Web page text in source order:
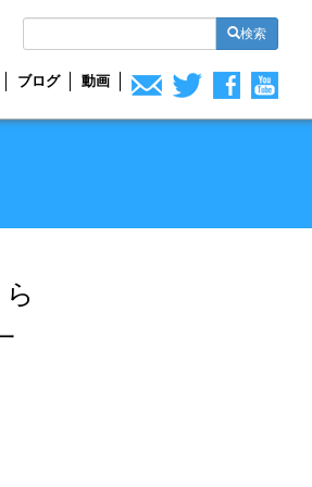
検索
ブログ 動画